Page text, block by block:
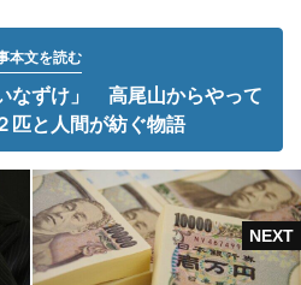
本文を読む
なずけ」 高尾山からやって
匹と人間が紡ぐ物語